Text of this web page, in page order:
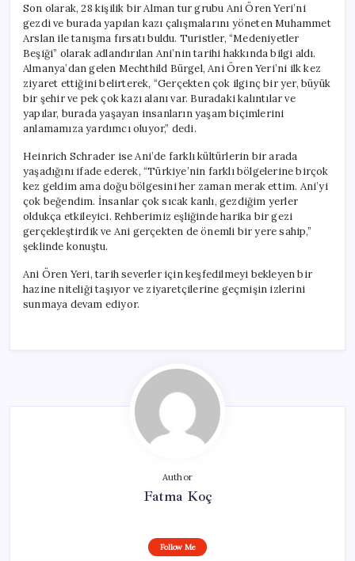
Son olarak, 28 kişilik bir Alman tur grubu Ani Ören Yeri’ni
gezdi ve burada yapılan kazı çalışmalarını yöneten Muhammet
Arslan ile tanışma fırsatı buldu. Turistler, “Medeniyetler
Beşiği” olarak adlandırılan Ani’nin tarihi hakkında bilgi aldı.
Almanya’dan gelen Mechthild Bürgel, Ani Ören Yeri’ni ilk kez
ziyaret ettiğini belirterek, “Gerçekten çok ilginç bir yer, büyük
bir şehir ve pek çok kazı alanı var. Buradaki kalıntılar ve
yapılar, burada yaşayan insanların yaşam biçimlerini
anlamamıza yardımcı oluyor,” dedi.
Heinrich Schrader ise Ani’de farklı kültürlerin bir arada
yaşadığını ifade ederek, “Türkiye’nin farklı bölgelerine birçok
kez geldim ama doğu bölgesini her zaman merak ettim. Ani’yi
çok beğendim. İnsanlar çok sıcak kanlı, gezdiğim yerler
oldukça etkileyici. Rehberimiz eşliğinde harika bir gezi
gerçekleştirdik ve Ani gerçekten de önemli bir yere sahip,”
şeklinde konuştu.
Ani Ören Yeri, tarih severler için keşfedilmeyi bekleyen bir
hazine niteliği taşıyor ve ziyaretçilerine geçmişin izlerini
sunmaya devam ediyor.
Author
Fatma Koç
Follow Me